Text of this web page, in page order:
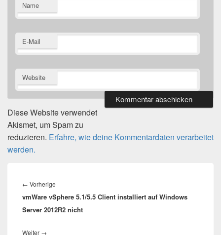
Name
E-Mail
Website
Diese Website verwendet
Akismet, um Spam zu
reduzieren. Erfahre, wie deine Kommentardaten verarbeitet
werden.
← Vorherige
Beitrag:
vmWare vSphere 5.1/5.5 Client installiert auf Windows
Server 2012R2 nicht
Weiter →